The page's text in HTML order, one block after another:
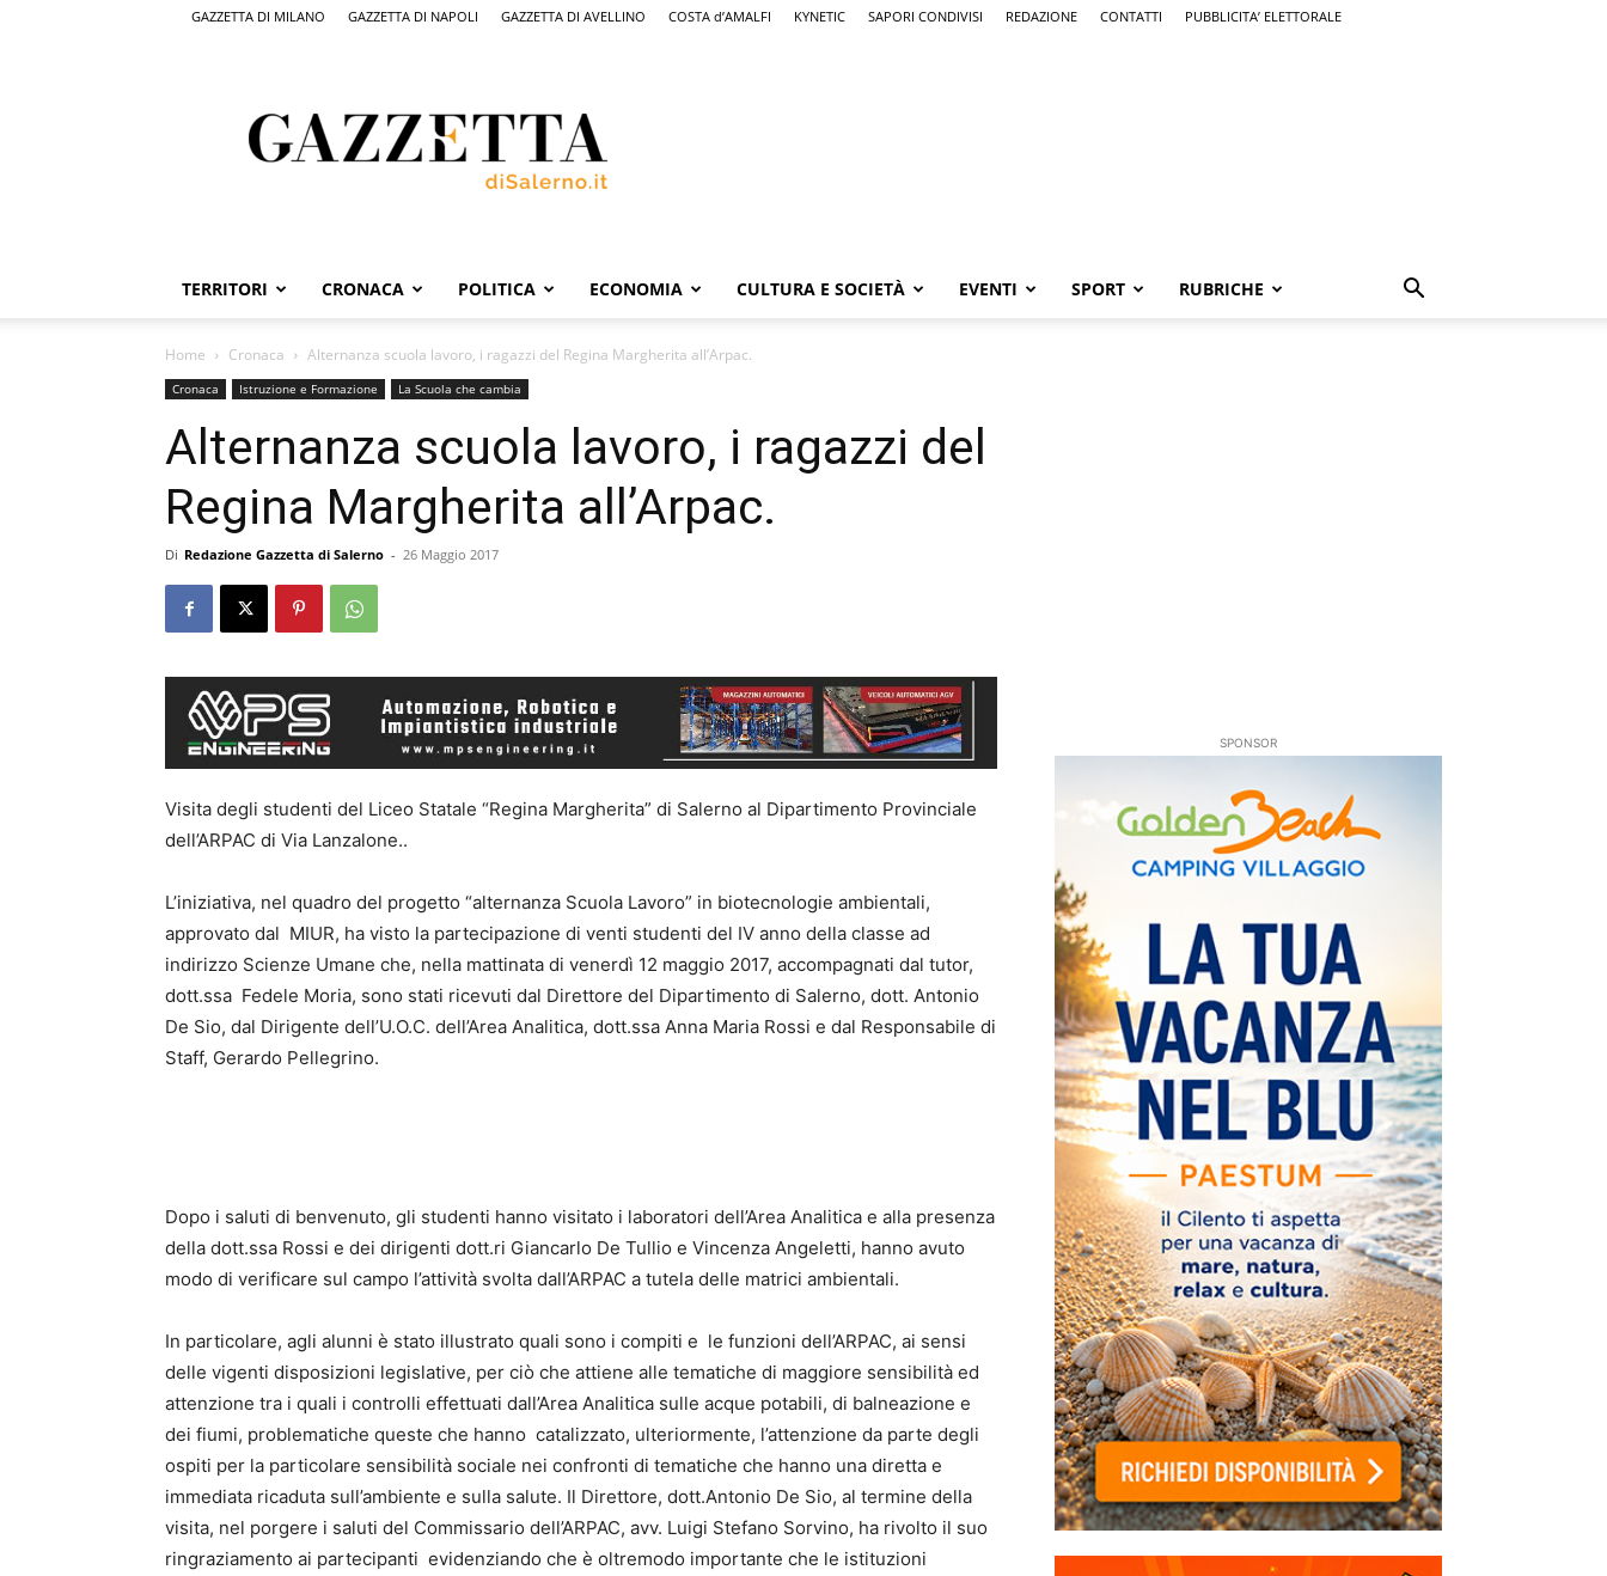
GAZZETTA DI MILANO GAZZETTA DI NAPOLI GAZZETTA DI AVELLINO COSTA d’AMALFI KYNETIC SAPORI CONDIVISI REDAZIONE CONTATTI PUBBLICITA’ ELETTORALE
Salerno,
il
quotidiano
Salerno
TERRITORI CRONACA POLITICA ECONOMIA CULTURA E SOCIETÀ EVENTI SPORT RUBRICHE
Home Cronaca Alternanza scuola lavoro, i ragazzi del Regina Margherita all’Arpac.
Cronaca Istruzione e Formazione La Scuola che cambia
Alternanza scuola lavoro, i ragazzi del
Regina Margherita all’Arpac.
Di Redazione Gazzetta di Salerno - 26 Maggio 2017
Visita degli studenti del Liceo Statale “Regina Margherita” di Salerno al Dipartimento Provinciale
dell’ARPAC di Via Lanzalone..
L’iniziativa, nel quadro del progetto “alternanza Scuola Lavoro” in biotecnologie ambientali,
approvato dal MIUR, ha visto la partecipazione di venti studenti del IV anno della classe ad
indirizzo Scienze Umane che, nella mattinata di venerdì 12 maggio 2017, accompagnati dal tutor,
dott.ssa Fedele Moria, sono stati ricevuti dal Direttore del Dipartimento di Salerno, dott. Antonio
De Sio, dal Dirigente dell’U.O.C. dell’Area Analitica, dott.ssa Anna Maria Rossi e dal Responsabile di
Staff, Gerardo Pellegrino.
Dopo i saluti di benvenuto, gli studenti hanno visitato i laboratori dell’Area Analitica e alla presenza
della dott.ssa Rossi e dei dirigenti dott.ri Giancarlo De Tullio e Vincenza Angeletti, hanno avuto
modo di verificare sul campo l’attività svolta dall’ARPAC a tutela delle matrici ambientali.
In particolare, agli alunni è stato illustrato quali sono i compiti e le funzioni dell’ARPAC, ai sensi
delle vigenti disposizioni legislative, per ciò che attiene alle tematiche di maggiore sensibilità ed
attenzione tra i quali i controlli effettuati dall’Area Analitica sulle acque potabili, di balneazione e
dei fiumi, problematiche queste che hanno catalizzato, ulteriormente, l’attenzione da parte degli
ospiti per la particolare sensibilità sociale nei confronti di tematiche che hanno una diretta e
immediata ricaduta sull’ambiente e sulla salute. Il Direttore, dott.Antonio De Sio, al termine della
visita, nel porgere i saluti del Commissario dell’ARPAC, avv. Luigi Stefano Sorvino, ha rivolto il suo
ringraziamento ai partecipanti evidenziando che è oltremodo importante che le istituzioni
SPONSOR